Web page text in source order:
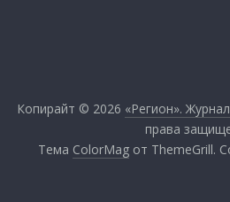
Копирайт © 2026 «Регион».
права
Тема ColorMag от ThemeGrill.